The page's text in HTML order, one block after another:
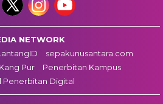
NETWORK
sepakunusantara.com
Pur
Penerbitan Kampus
Penerbitan Digital